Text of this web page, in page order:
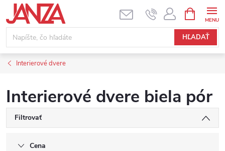
Prejsť na obsah
HĽADAŤ
Interierové dvere
Interierové dvere biela pór
Filtrovať
Cena